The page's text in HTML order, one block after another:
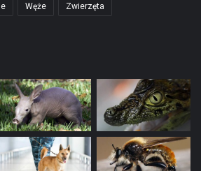
Węże Zwierzęta